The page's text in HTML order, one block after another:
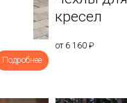
Подробнее
кресел
от 6 160 ₽